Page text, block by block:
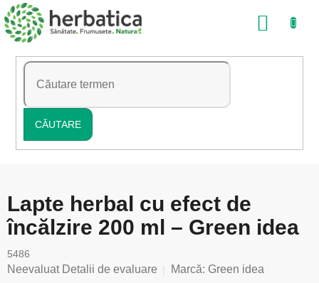
Treci
la
conținut
CĂUTARE
COŞ
Lapte herbal cu efect de
încălzire 200 ml – Green idea
5486
Evaluarea
Neevaluat Detalii de evaluare Marcă: Green idea